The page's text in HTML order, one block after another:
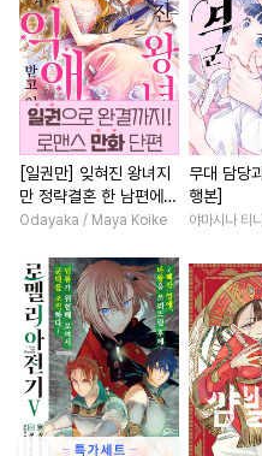
#자낮수 #후방주의
#동정공 #OO버스
#사랑꾼공 #다공일수
#강공 #감금/강제
능력공
#민감수 #욕망수 #임신수
#벤츠공 #성인용품
#난폭공 #달달물
#학원/캠퍼스 #계략수
#잔망수 #키작공 #조폭공
#미인수 #문란공 #연예계
#존댓말공 #페티쉬
[일권만] 잊혀진 왕녀지
만 정략결혼 한 남편에게
익애받고 있습니다 [단행
Odayaka / Maya Koike
무대 담당
행본]
야마시나 티